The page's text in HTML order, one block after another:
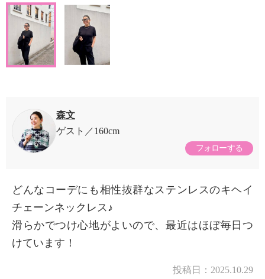
森文
ゲスト
160cm
フォローする
どんなコーデにも相性抜群なステンレスのキヘイ
チェーンネックレス♪
滑らかでつけ心地がよいので、最近はほぼ毎日つ
けています！
投稿日： 2025.10.29